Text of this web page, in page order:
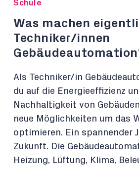
Schule
Was machen
Techniker/innen
Als Techniker/in
du auf die Energieeffizienz
Nachhaltigkeit von
neue Möglichkeiten um das
optimieren. Ein spannender
Zukunft. Die
Heizung, Lüftung, Klima,